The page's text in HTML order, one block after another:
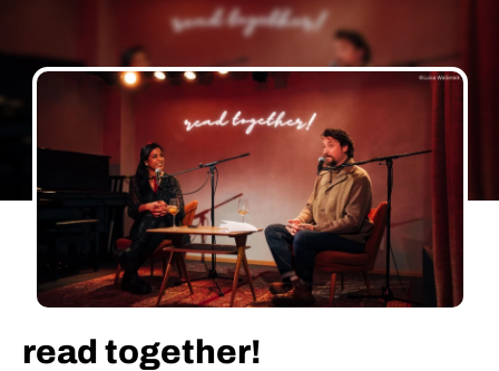
read together!